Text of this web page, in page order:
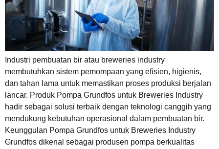
Industri pembuatan bir atau breweries industry
membutuhkan sistem pemompaan yang efisien, higienis,
dan tahan lama untuk memastikan proses produksi berjalan
lancar. Produk Pompa Grundfos untuk Breweries Industry
hadir sebagai solusi terbaik dengan teknologi canggih yang
mendukung kebutuhan operasional dalam pembuatan bir.
Keunggulan Pompa Grundfos untuk Breweries Industry
Grundfos dikenal sebagai produsen pompa berkualitas